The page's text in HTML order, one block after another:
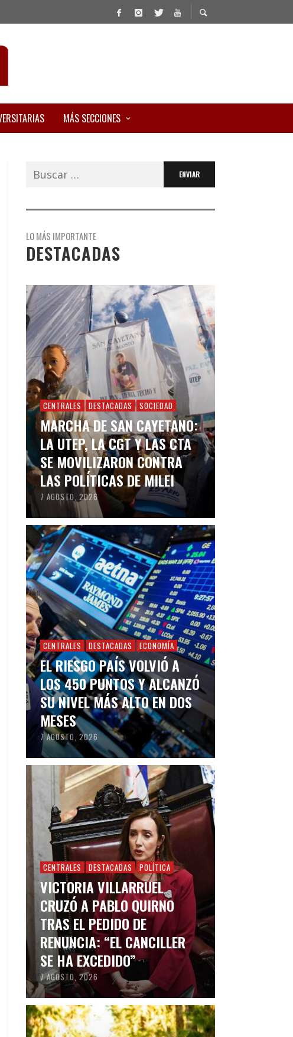
MÁS SECCIONES
Buscar:
LO MÁS IMPORTANTE
DESTACADAS
CENTRALES DESTACADAS SOCIEDAD
MARCHA DE SAN CAYETANO:
LA UTEP, LA CGT Y LAS CTA
SE MOVILIZARON CONTRA
LAS POLÍTICAS DE MILEI
7 AGOSTO, 2026
CENTRALES DESTACADAS ECONOMÍA
EL RIESGO PAÍS VOLVIÓ A
LOS 450 PUNTOS Y ALCANZÓ
SU NIVEL MÁS ALTO EN DOS
MESES
7 AGOSTO, 2026
CENTRALES DESTACADAS POLÍTICA
VICTORIA VILLARRUEL
CRUZÓ A PABLO QUIRNO
TRAS EL PEDIDO DE
RENUNCIA: “EL CANCILLER
SE HA EXCEDIDO”
7 AGOSTO, 2026